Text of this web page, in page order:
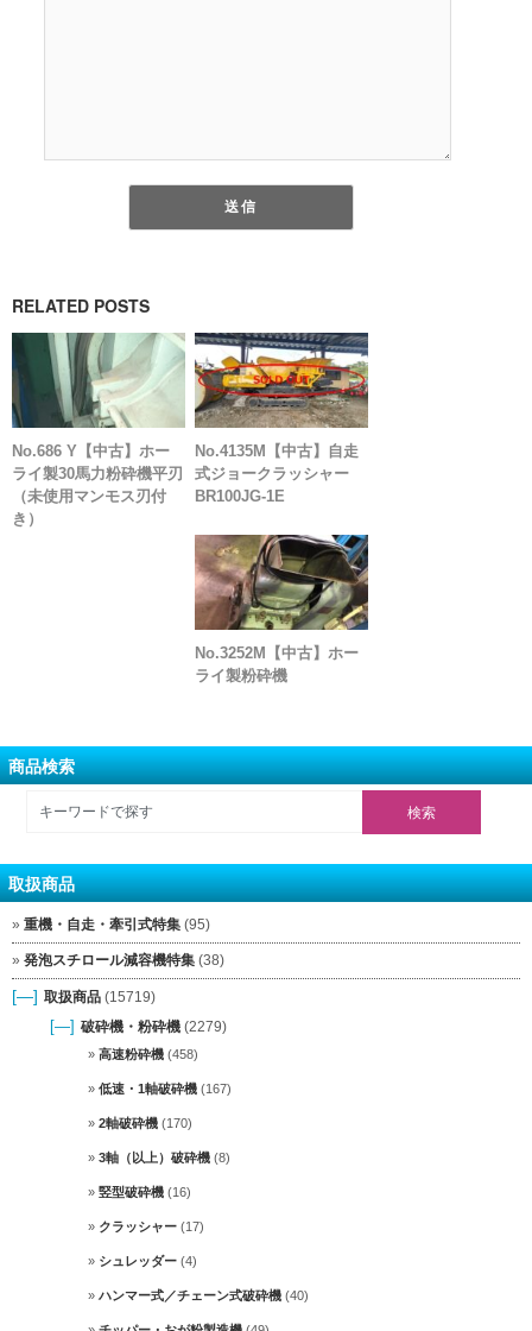
RELATED POSTS
No.686 Y【中古】ホー
ライ製30馬力粉砕機平刃
（未使用マンモス刃付
き）
No.4135M【中古】自走
式ジョークラッシャー
BR100JG-1E
No.3252M【中古】ホー
ライ製粉砕機
商品検索
取扱商品
重機・自走・牽引式特集 (95)
発泡スチロール減容機特集 (38)
[—] 取扱商品 (15719)
[—] 破砕機・粉砕機 (2279)
高速粉砕機 (458)
低速・1軸破砕機 (167)
2軸破砕機 (170)
3軸（以上）破砕機 (8)
竪型破砕機 (16)
クラッシャー (17)
シュレッダー (4)
ハンマー式／チェーン式破砕機 (40)